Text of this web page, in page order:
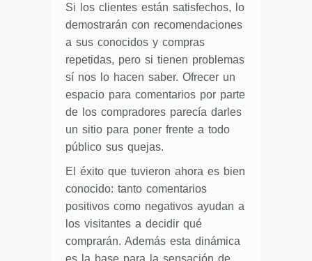
Si los clientes están satisfechos, lo
demostrarán con recomendaciones
a sus conocidos y compras
repetidas, pero si tienen problemas
sí nos lo hacen saber. Ofrecer un
espacio para comentarios por parte
de los compradores parecía darles
un sitio para poner frente a todo
público sus quejas.
El éxito que tuvieron ahora es bien
conocido: tanto comentarios
positivos como negativos ayudan a
los visitantes a decidir qué
comprarán. Además esta dinámica
es la base para la sensación de